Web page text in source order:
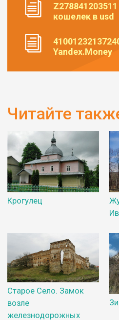
кошелек в usd
Yandex.Money
Читайте
Крогулец
Старое Село. Замок
возле
железнодорожных